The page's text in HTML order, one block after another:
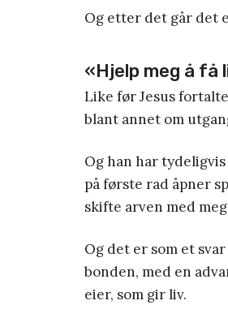
Og etter det går det
«Hjelp meg å få
Like før Jesus
blant annet om
Og han har
på første rad åpner
skifte arven med
Og det er som et
bonden, med en
eier, som gir liv.